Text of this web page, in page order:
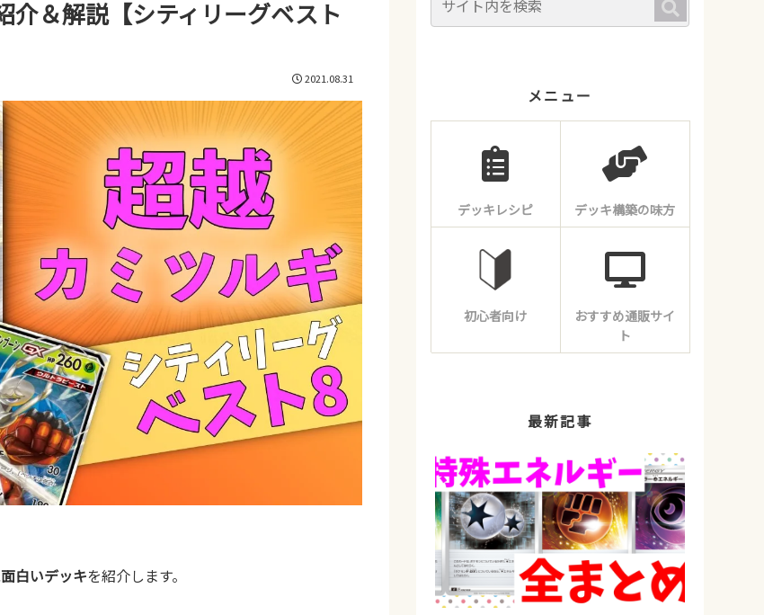
介＆解説【シティリーグベスト
2021.08.31
白いデッキを紹介します。
メニュー
デッキレシピ デッキ構築の味方
初心者向け
おすすめ通販サイ
ト
最新記事